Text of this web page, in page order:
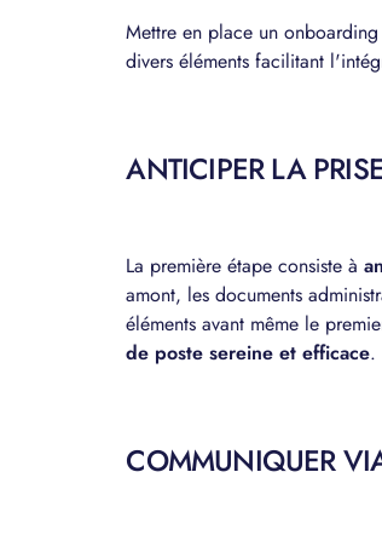
Mettre en place un
divers éléments facilitant
ANTICIPER LA
La première étape consiste à
amont, les documents
éléments avant même le
de poste sereine et efficace.
COMMUNIQUER